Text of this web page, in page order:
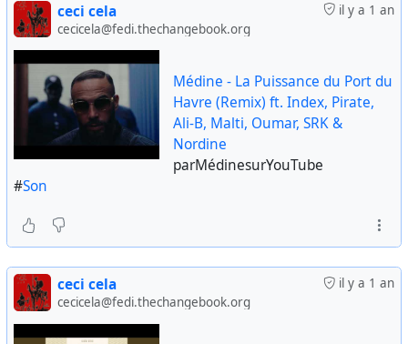
il y a 1 an
ceci cela
cecicela@fedi.thechangebook.org
Médine - La Puissance du Port du
Havre (Remix) ft. Index, Pirate,
Ali-B, Malti, Oumar, SRK &
Nordine
parMédinesurYouTube
#Son
il y a 1 an
ceci cela
cecicela@fedi.thechangebook.org